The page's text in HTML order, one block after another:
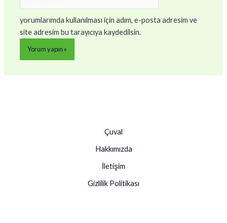
yorumlarımda kullanılması için adım, e-posta adresim ve
site adresim bu tarayıcıya kaydedilsin.
Çuval
Hakkımızda
İletişim
Gizlilik Politikası